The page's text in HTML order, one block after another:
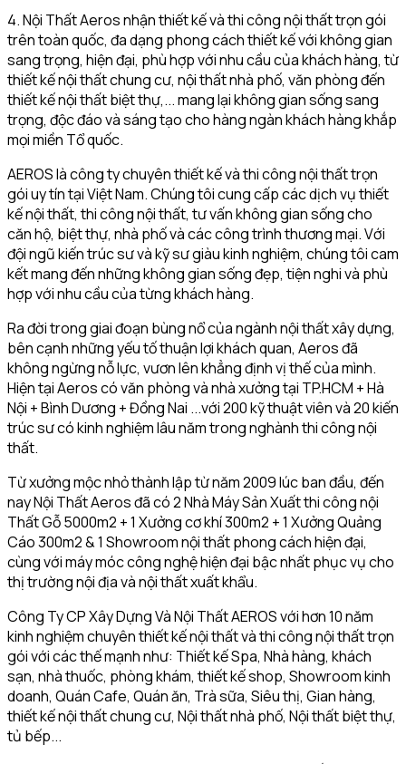
4. Nội Thất Aeros nhận thiết kế và thi công nội thất trọn gói
trên toàn quốc, đa dạng phong cách thiết kế với không gian
sang trọng, hiện đại, phù hợp với nhu cầu của khách hàng, từ
thiết kế nội thất chung cư, nội thất nhà phố, văn phòng đến
thiết kế nội thất biệt thự,... mang lại không gian sống sang
trọng, độc đáo và sáng tạo cho hàng ngàn khách hàng khắp
mọi miền Tổ quốc.
AEROS là công ty chuyên thiết kế và thi công nội thất trọn
gói uy tín tại Việt Nam. Chúng tôi cung cấp các dịch vụ thiết
kế nội thất, thi công nội thất, tư vấn không gian sống cho
căn hộ, biệt thự, nhà phố và các công trình thương mại. Với
đội ngũ kiến trúc sư và kỹ sư giàu kinh nghiệm, chúng tôi cam
kết mang đến những không gian sống đẹp, tiện nghi và phù
hợp với nhu cầu của từng khách hàng.
Ra đời trong giai đoạn bùng nổ của ngành nội thất xây dựng,
bên cạnh những yếu tố thuận lợi khách quan, Aeros đã
không ngừng nỗ lực, vươn lên khẳng định vị thế của mình.
Hiện tại Aeros có văn phòng và nhà xưởng tại TP.HCM + Hà
Nội + Bình Dương + Đồng Nai ...với 200 kỹ thuật viên và 20 kiến
trúc sư có kinh nghiệm lâu năm trong nghành thi công nội
thất.
Từ xưởng mộc nhỏ thành lập từ năm 2009 lúc ban đầu, đến
nay Nội Thất Aeros đã có 2 Nhà Máy Sản Xuất thi công nội
Thất Gỗ 5000m2 + 1 Xưởng cơ khí 300m2 + 1 Xưởng Quảng
Cáo 300m2 & 1 Showroom nội thất phong cách hiện đại,
cùng với máy móc công nghệ hiện đại bậc nhất phục vụ cho
thị trường nội địa và nội thất xuất khẩu.
Công Ty CP Xây Dựng Và Nội Thất AEROS với hơn 10 năm
kinh nghiệm chuyên thiết kế nội thất và thi công nội thất trọn
gói với các thế mạnh như: Thiết kế Spa, Nhà hàng, khách
sạn, nhà thuốc, phòng khám, thiết kế shop, Showroom kinh
doanh, Quán Cafe, Quán ăn, Trà sữa, Siêu thị, Gian hàng,
thiết kế nội thất chung cư, Nội thất nhà phố, Nội thất biệt thự,
tủ bếp...